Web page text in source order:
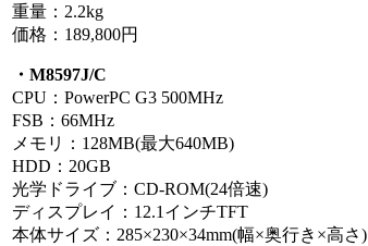
重量：2.2kg
価格：189,800円
・M8597J/C
CPU：PowerPC G3 500MHz
FSB：66MHz
メモリ：128MB(最大640MB)
HDD：20GB
光学ドライブ：CD-ROM(24倍速)
ディスプレイ：12.1インチTFT
本体サイズ：285×230×34mm(幅×奥行き×高さ)